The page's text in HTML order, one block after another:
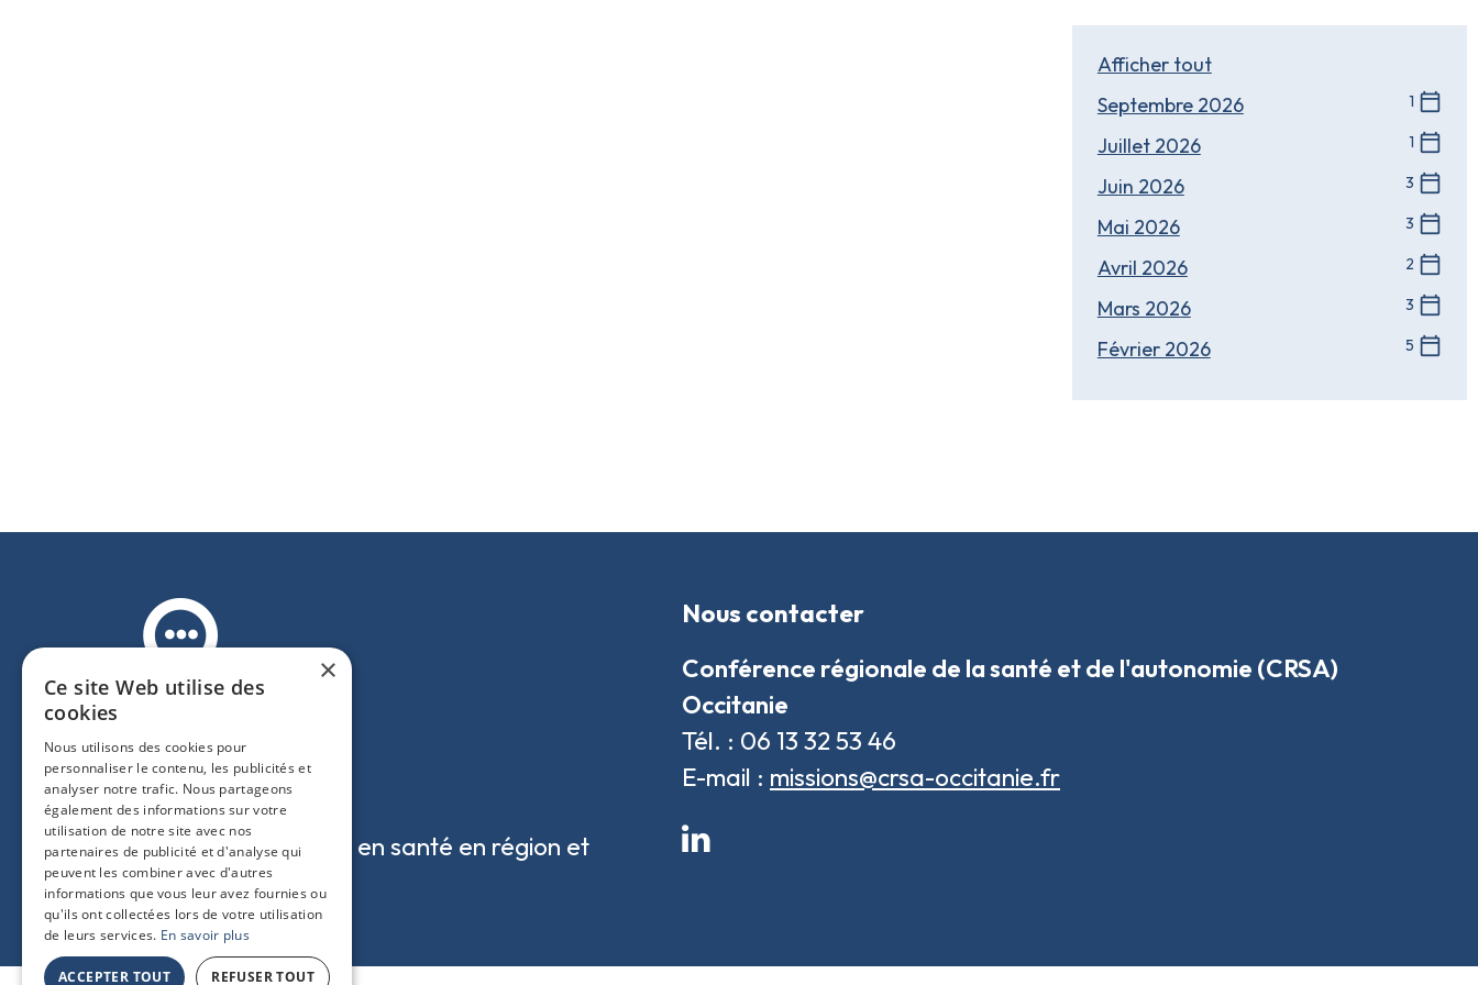
Afficher tout
Septembre 2026
1 calendar_today
Juillet 2026 1 calendar_today
Juin 2026 3 calendar_today
Mai 2026 3 calendar_today
Avril 2026 2 calendar_today
Mars 2026 3 calendar_today
Février 2026 5 calendar_today
Promouvoir la démocratie en santé en région et
dans les territoires.
Nous contacter
Conférence régionale de la santé et de l'autonomie (CRSA)
Occitanie
Tél. : 06 13 32 53 46
E-mail : missions@crsa-occitanie.fr
×
Ce site Web utilise des
cookies
Nous utilisons des cookies pour
personnaliser le contenu, les publicités et
analyser notre trafic. Nous partageons
également des informations sur votre
utilisation de notre site avec nos
partenaires de publicité et d'analyse qui
peuvent les combiner avec d'autres
informations que vous leur avez fournies ou
qu'ils ont collectées lors de votre utilisation
de leurs services. En savoir plus
ACCEPTER TOUT REFUSER TOUT